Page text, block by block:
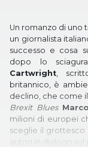
Un romanzo di uno
un giornalista
successo e cosa
dopo lo
Cartwright,
britannico, è
declino, che come
Brexit Blues
milioni di europei
sceglie il grottesco
autori in dialogo